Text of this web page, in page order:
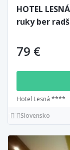
HOTEL
ruky ber
79 €
Hotel Lesná ****
Slovensko